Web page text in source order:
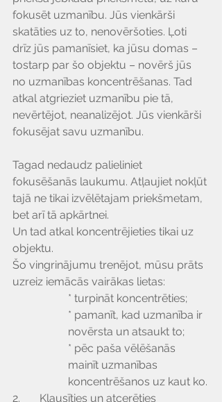
fokusēt uzmanību. Jūs vienkārši
skatāties uz to, nenovēršoties. Ļoti
drīz jūs pamanīsiet, ka jūsu domas –
tostarp par šo objektu – novērš jūs
no uzmanības koncentrēšanas. Tad
atkal atgrieziet uzmanību pie tā,
nevērtējot, neanalizējot. Jūs vienkārši
fokusējat savu uzmanību.
Tagad nedaudz palieliniet
fokusēšanās laukumu. Atļaujiet nokļūt
tajā ne tikai izvēlētajam priekšmetam,
bet arī tā apkārtnei.
Un tad atkal koncentrējieties tikai uz
objektu.
Šo vingrinājumu trenējot, mūsu prāts
uzreiz iemācās vairākas lietas:
* turpināt koncentrēties;
* pamanīt, kad uzmanība ir
novērsta un atsaukt to;
* pēc paša vēlēšanās
mainīt uzmanības
koncentrēšanos uz kaut ko.
2.       Klausīties un atcerēties